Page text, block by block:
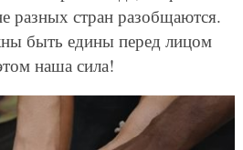
разных стран разобщаются.
быть едины перед лицом
наша сила!